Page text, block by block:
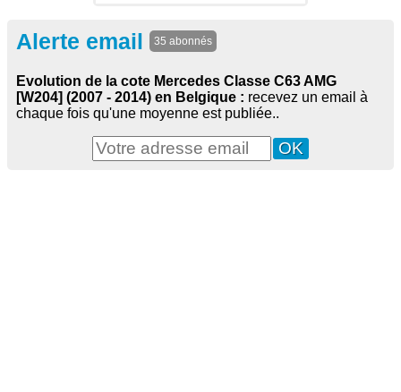
Alerte email 35 abonnés
Evolution de la cote Mercedes Classe C63 AMG
[W204] (2007 - 2014) en Belgique : recevez un email à
chaque fois qu'une moyenne est publiée..